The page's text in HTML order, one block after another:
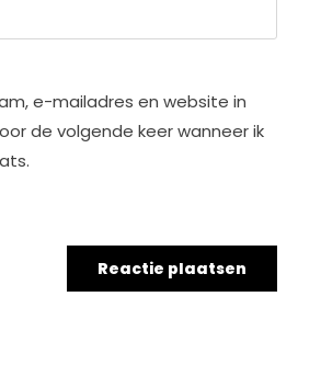
e-mailadres en website in
de volgende keer wanneer ik